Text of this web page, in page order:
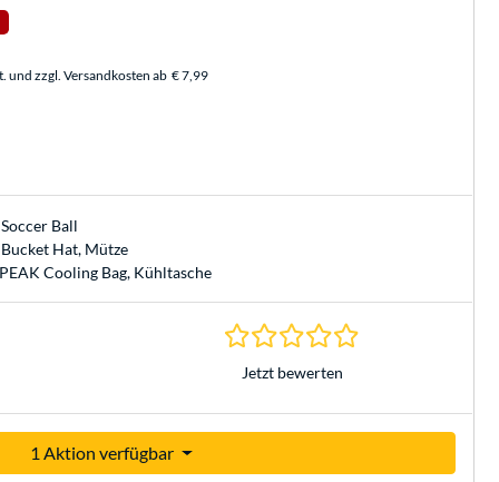
und zzgl. Versandkosten ab € 7,99
Ball
Hat, Mütze
Cooling Bag, Kühltasche
0.0 Sterne bei 0
Jetzt bewerten
1 Aktion verfügbar